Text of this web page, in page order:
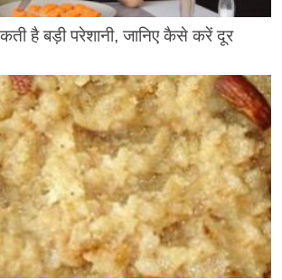
है बड़ी परेशानी, जानिए कैसे करें दूर